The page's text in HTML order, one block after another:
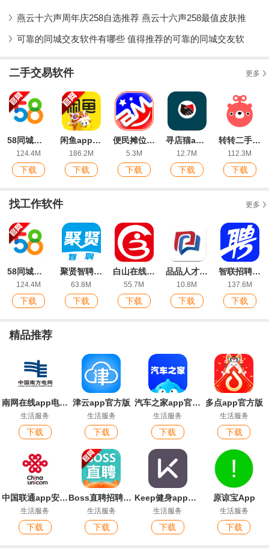
燕云十六声周年庆258自选推荐 燕云十六声258最值皮肤推
可靠的同城交友软件有哪些 值得推荐的可靠的同城交友软
二手交易软件 更多
58同城招聘网找工作app安卓版
124.4M
下载
闲鱼app二手平台官方版
186.2M
下载
便民摊位app手机版
5.3M
下载
寻店猫app网店交易转让平台
12.7M
下载
转转二手交易网APP官方版
112.3M
下载
找工作软件 更多
58同城招聘网找工作app安卓版
124.4M
下载
聚贤智聘app最新版
63.8M
下载
白山在线招聘最新信息app最新版
55.7M
下载
品品人才网信阳招聘app最新版
10.8M
下载
智联招聘app
137.6M
下载
精品推荐
南网在线app电费查缴软件
生活服务
下载
津云app官方版
生活服务
下载
汽车之家app官方版
生活服务
下载
多点app官方版
生活服务
下载
中国联通app安卓版
生活服务
下载
Boss直聘招聘官方版app
生活服务
下载
Keep健身app官方版
生活服务
下载
原谅宝App
生活服务
下载